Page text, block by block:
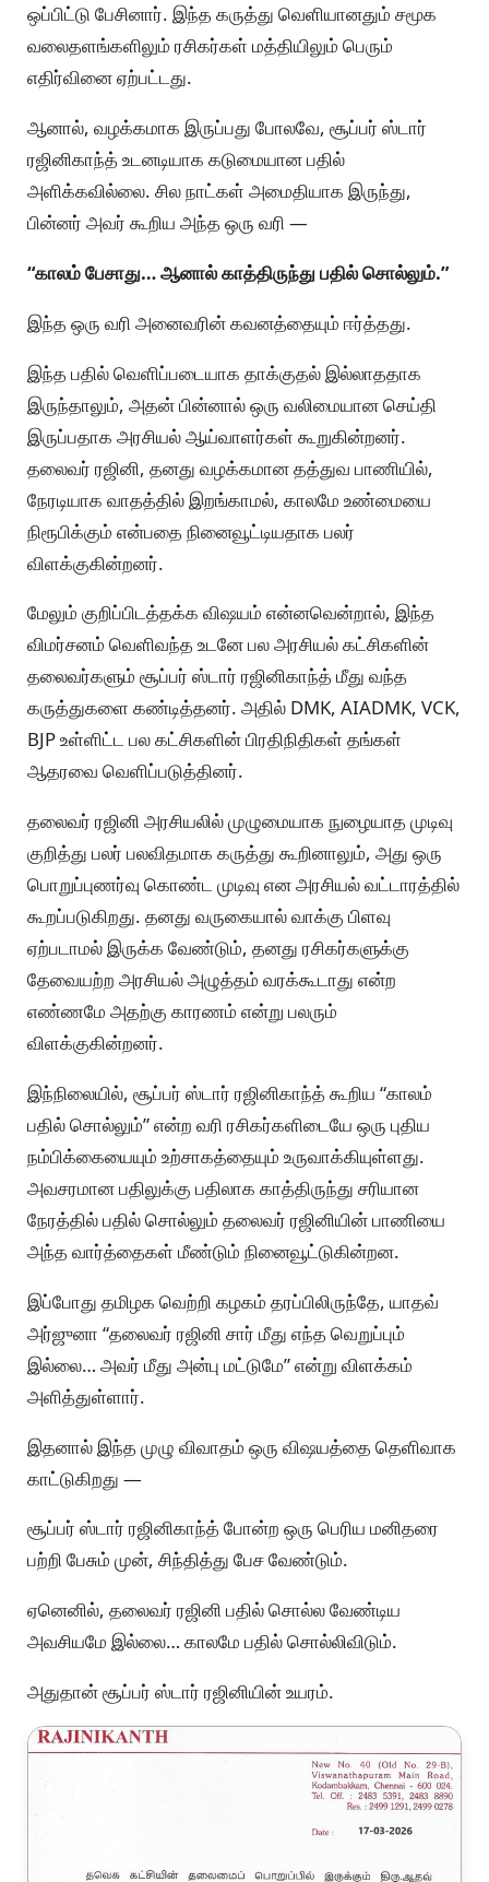
ஒப்பிட்டு பேசினார். இந்த கருத்து வெளியானதும் சமூக
வலைதளங்களிலும் ரசிகர்கள் மத்தியிலும் பெரும்
எதிர்வினை ஏற்பட்டது.
ஆனால், வழக்கமாக இருப்பது போலவே, சூப்பர் ஸ்டார்
ரஜினிகாந்த் உடனடியாக கடுமையான பதில்
அளிக்கவில்லை. சில நாட்கள் அமைதியாக இருந்து,
பின்னர் அவர் கூறிய அந்த ஒரு வரி —
“காலம் பேசாது… ஆனால் காத்திருந்து பதில் சொல்லும்.”
இந்த ஒரு வரி அனைவரின் கவனத்தையும் ஈர்த்தது.
இந்த பதில் வெளிப்படையாக தாக்குதல் இல்லாததாக
இருந்தாலும், அதன் பின்னால் ஒரு வலிமையான செய்தி
இருப்பதாக அரசியல் ஆய்வாளர்கள் கூறுகின்றனர்.
தலைவர் ரஜினி, தனது வழக்கமான தத்துவ பாணியில்,
நேரடியாக வாதத்தில் இறங்காமல், காலமே உண்மையை
நிரூபிக்கும் என்பதை நினைவூட்டியதாக பலர்
விளக்குகின்றனர்.
மேலும் குறிப்பிடத்தக்க விஷயம் என்னவென்றால், இந்த
விமர்சனம் வெளிவந்த உடனே பல அரசியல் கட்சிகளின்
தலைவர்களும் சூப்பர் ஸ்டார் ரஜினிகாந்த் மீது வந்த
கருத்துகளை கண்டித்தனர். அதில் DMK, AIADMK, VCK,
BJP உள்ளிட்ட பல கட்சிகளின் பிரதிநிதிகள் தங்கள்
ஆதரவை வெளிப்படுத்தினர்.
தலைவர் ரஜினி அரசியலில் முழுமையாக நுழையாத முடிவு
குறித்து பலர் பலவிதமாக கருத்து கூறினாலும், அது ஒரு
பொறுப்புணர்வு கொண்ட முடிவு என அரசியல் வட்டாரத்தில்
கூறப்படுகிறது. தனது வருகையால் வாக்கு பிளவு
ஏற்படாமல் இருக்க வேண்டும், தனது ரசிகர்களுக்கு
தேவையற்ற அரசியல் அழுத்தம் வரக்கூடாது என்ற
எண்ணமே அதற்கு காரணம் என்று பலரும்
விளக்குகின்றனர்.
இந்நிலையில், சூப்பர் ஸ்டார் ரஜினிகாந்த் கூறிய “காலம்
பதில் சொல்லும்” என்ற வரி ரசிகர்களிடையே ஒரு புதிய
நம்பிக்கையையும் உற்சாகத்தையும் உருவாக்கியுள்ளது.
அவசரமான பதிலுக்கு பதிலாக காத்திருந்து சரியான
நேரத்தில் பதில் சொல்லும் தலைவர் ரஜினியின் பாணியை
அந்த வார்த்தைகள் மீண்டும் நினைவூட்டுகின்றன.
இப்போது தமிழக வெற்றி கழகம் தரப்பிலிருந்தே, யாதவ்
அர்ஜுனா “தலைவர் ரஜினி சார் மீது எந்த வெறுப்பும்
இல்லை… அவர் மீது அன்பு மட்டுமே” என்று விளக்கம்
அளித்துள்ளார்.
இதனால் இந்த முழு விவாதம் ஒரு விஷயத்தை தெளிவாக
காட்டுகிறது —
சூப்பர் ஸ்டார் ரஜினிகாந்த் போன்ற ஒரு பெரிய மனிதரை
பற்றி பேசும் முன், சிந்தித்து பேச வேண்டும்.
ஏனெனில், தலைவர் ரஜினி பதில் சொல்ல வேண்டிய
அவசியமே இல்லை… காலமே பதில் சொல்லிவிடும்.
அதுதான் சூப்பர் ஸ்டார் ரஜினியின் உயரம்.